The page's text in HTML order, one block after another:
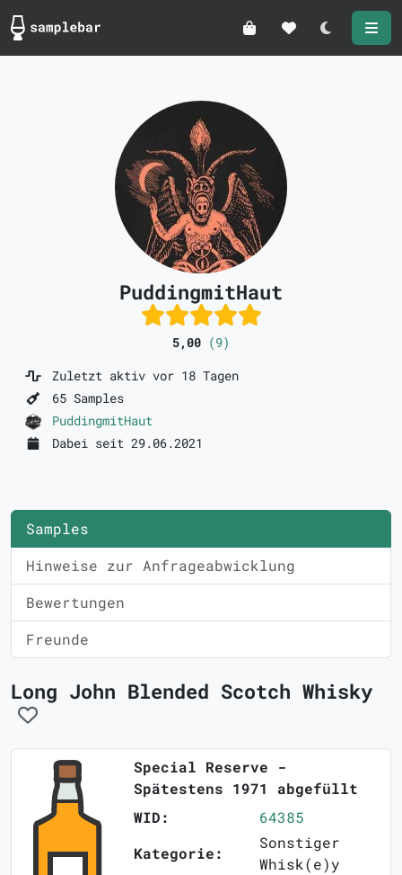
Darkmode
PuddingmitHaut
5,00 (9)
Zuletzt aktiv vor 18 Tagen
65 Samples
PuddingmitHaut
Dabei seit 29.06.2021
Samples
Hinweise zur Anfrageabwicklung
Bewertungen
Freunde
Long John Blended Scotch Whisky
Special Reserve -
Spätestens 1971 abgefüllt
WID:
64385
Kategorie:
Sonstiger
Whisk(e)y